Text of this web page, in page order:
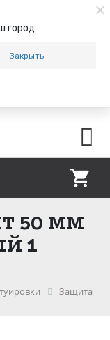
город
Закрыть
50 ММ
1
Защита